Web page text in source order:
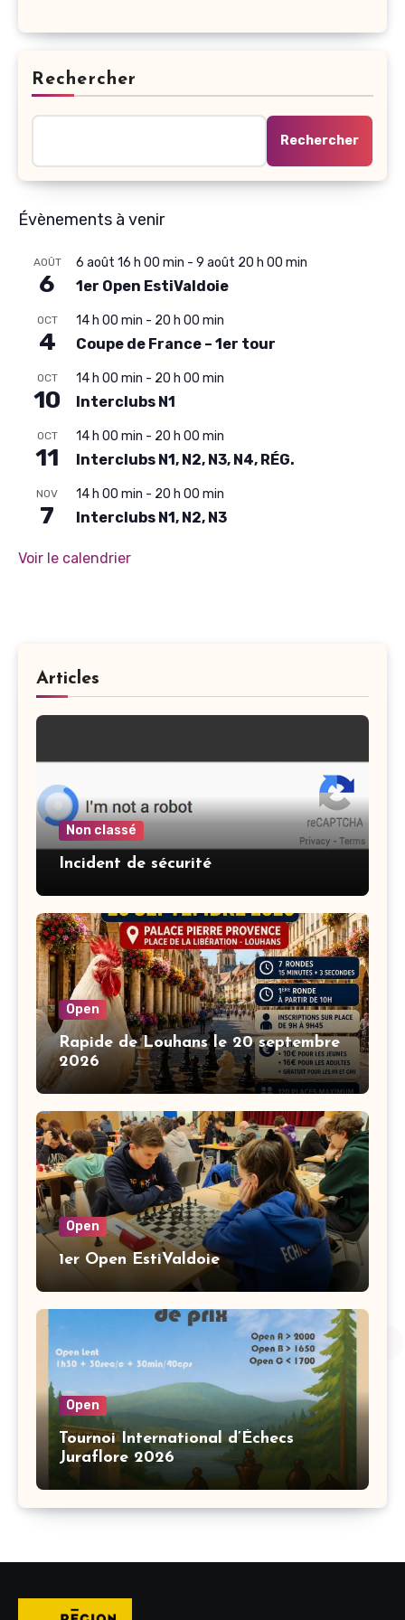
Rechercher
Rechercher
Évènements à venir
AOÛT
6
6 août 16 h 00 min - 9 août 20 h 00 min
1er Open EstiValdoie
OCT
4
14 h 00 min - 20 h 00 min
Coupe de France – 1er tour
OCT
10
14 h 00 min - 20 h 00 min
Interclubs N1
OCT
11
14 h 00 min - 20 h 00 min
Interclubs N1, N2, N3, N4, RÉG.
NOV
7
14 h 00 min - 20 h 00 min
Interclubs N1, N2, N3
Voir le calendrier
Articles
Non classé
Incident de sécurité
Open
Rapide de Louhans le 20 septembre
2026
Open
1er Open EstiValdoie
Open
Tournoi International d’Échecs
Juraflore 2026